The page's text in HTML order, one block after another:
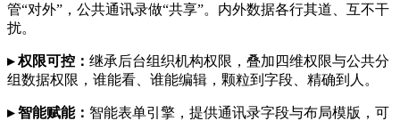
管“对外”，公共通讯录做“共享”。内外数据各行其道、互不干
扰。
▸ 权限可控： 继承后台组织机构权限，叠加四维权限与公共分
组数据权限，谁能看、谁能编辑，颗粒到字段、精确到人。
▸ 智能赋能： 智能表单引擎，提供通讯录字段与布局模版，可